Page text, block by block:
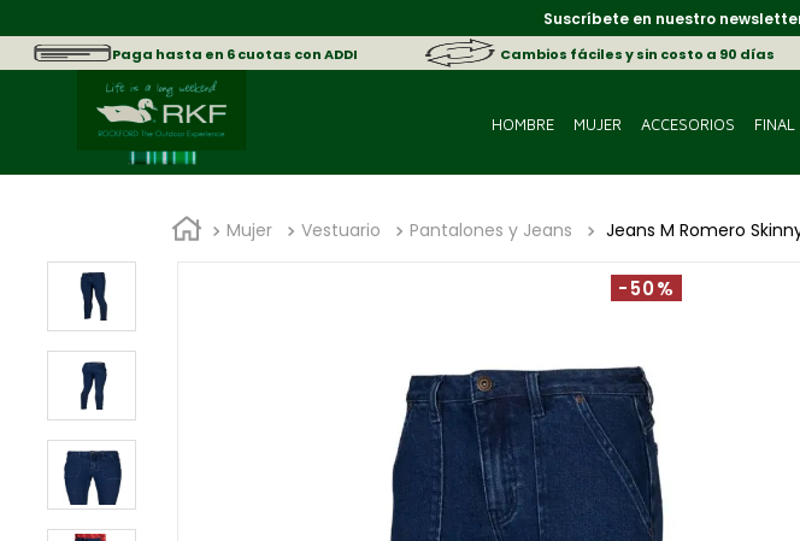
Suscríbete en nuestro
Paga hasta en 6 cuotas con ADDI Cambios fáciles y sin costo a 90 días
HOMBRE MUJER ACCESORIOS FINAL
Mujer Vestuario Pantalones y Jeans Jeans M Romero
-50%